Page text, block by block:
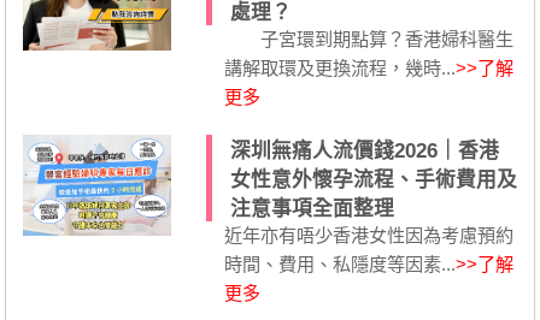
處理？
子宮環到期點算？香港婦科醫生
講解取環及更換流程，幾時...>>了解
更多
深圳無痛人流價錢2026｜香港
女性意外懷孕流程、手術費用及
注意事項全面整理
近年亦有唔少香港女性因為考慮預約
時間、費用、私隱度等因素...>>了解
更多